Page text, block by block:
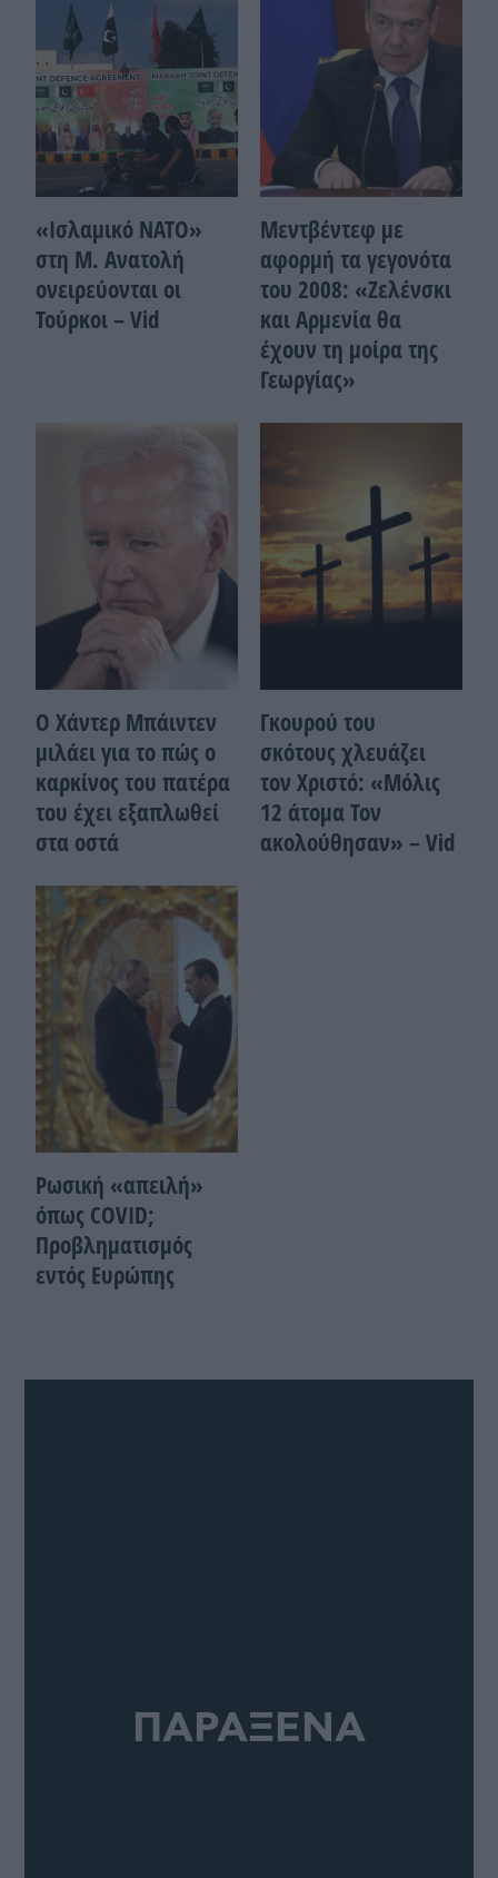
«Ισλαμικό ΝΑΤΟ»
στη Μ. Ανατολή
ονειρεύονται οι
Τούρκοι – Vid
Μεντβέντεφ με
αφορμή τα γεγονότα
του 2008: «Ζελένσκι
και Αρμενία θα
έχουν τη μοίρα της
Γεωργίας»
Ο Χάντερ Μπάιντεν
μιλάει για το πώς ο
καρκίνος του πατέρα
του έχει εξαπλωθεί
στα οστά
Γκουρού του
σκότους χλευάζει
τον Χριστό: «Μόλις
12 άτομα Τον
ακολούθησαν» – Vid
Ρωσική «απειλή»
όπως COVID;
Προβληματισμός
εντός Ευρώπης
ΠΑΡΑΞΕΝΑ